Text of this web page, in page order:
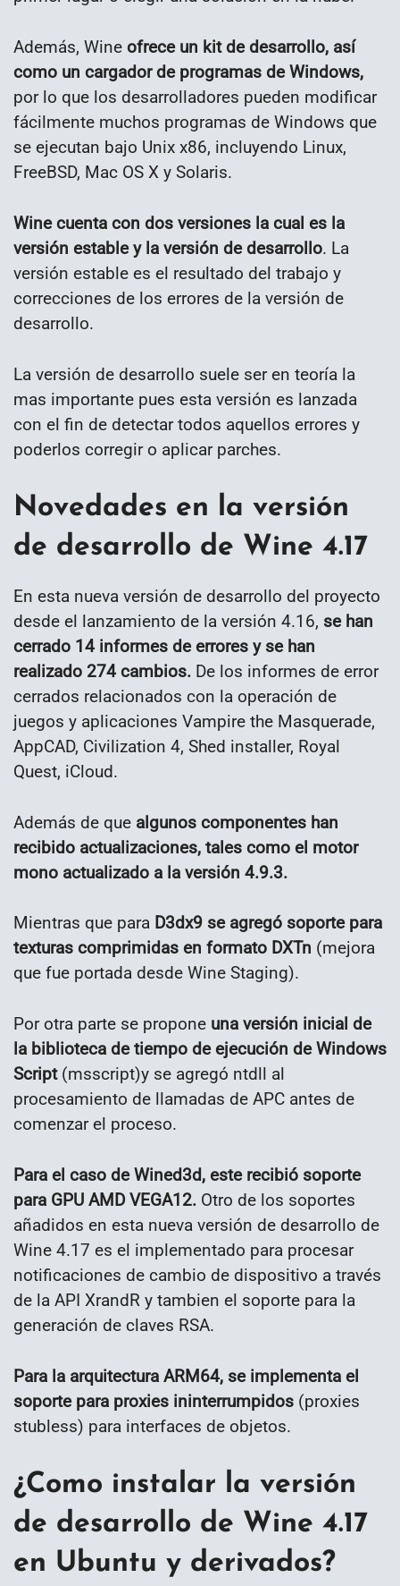
Además, Wine ofrece un kit de desarrollo, así
como un cargador de programas de Windows,
por lo que los desarrolladores pueden modificar
fácilmente muchos programas de Windows que
se ejecutan bajo Unix x86, incluyendo Linux,
FreeBSD, Mac OS X y Solaris.
Wine cuenta con dos versiones la cual es la
versión estable y la versión de desarrollo. La
versión estable es el resultado del trabajo y
correcciones de los errores de la versión de
desarrollo.
La versión de desarrollo suele ser en teoría la
mas importante pues esta versión es lanzada
con el fin de detectar todos aquellos errores y
poderlos corregir o aplicar parches.
Novedades en la versión
de desarrollo de Wine 4.17
En esta nueva versión de desarrollo del proyecto
desde el lanzamiento de la versión 4.16, se han
cerrado 14 informes de errores y se han
realizado 274 cambios. De los informes de error
cerrados relacionados con la operación de
juegos y aplicaciones Vampire the Masquerade,
AppCAD, Civilization 4, Shed installer, Royal
Quest, iCloud.
Además de que algunos componentes han
recibido actualizaciones, tales como el motor
mono actualizado a la versión 4.9.3.
Mientras que para D3dx9 se agregó soporte para
texturas comprimidas en formato DXTn (mejora
que fue portada desde Wine Staging).
Por otra parte se propone una versión inicial de
la biblioteca de tiempo de ejecución de Windows
Script(msscript)y se agregó ntdll al
procesamiento de llamadas de APC antes de
comenzar el proceso.
Para el caso de Wined3d, este recibió soporte
para GPU AMD VEGA12. Otro de los soportes
añadidos en esta nueva versión de desarrollo de
Wine 4.17 es el implementado para procesar
notificaciones de cambio de dispositivo a través
de la API XrandR y tambien el soporte para la
generación de claves RSA.
Para la arquitectura ARM64, se implementa el
soporte para proxies ininterrumpidos (proxies
stubless) para interfaces de objetos.
¿Como instalar la versión
de desarrollo de Wine 4.17
en Ubuntu y derivados?